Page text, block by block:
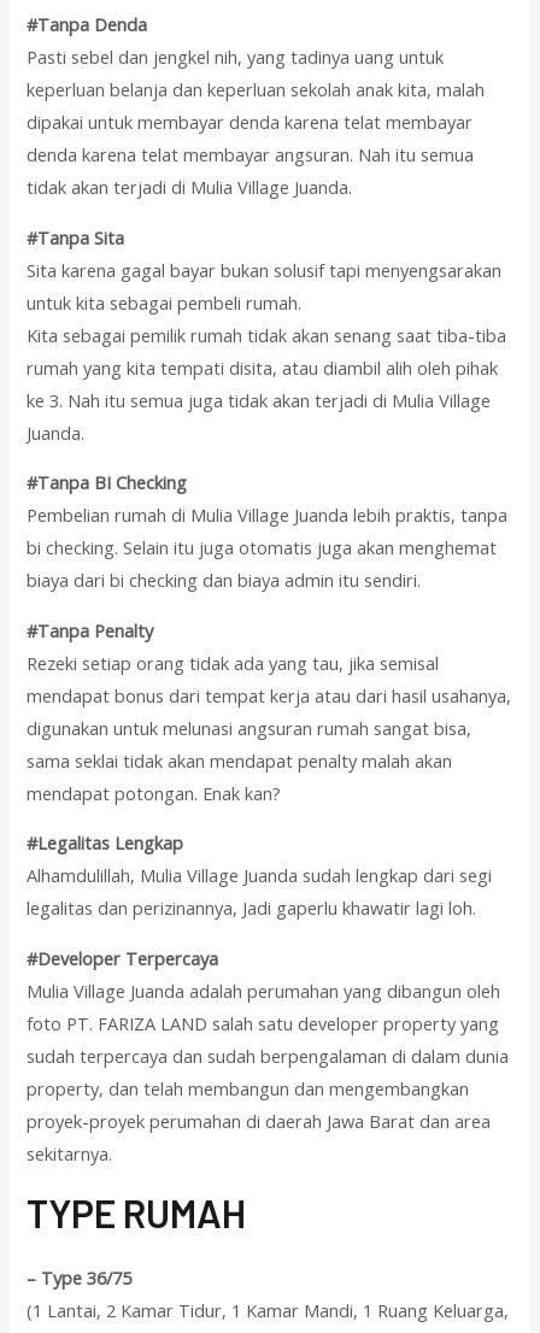
#Tanpa Denda
Pasti sebel dan jengkel nih, yang tadinya uang untuk
keperluan belanja dan keperluan sekolah anak kita, malah
dipakai untuk membayar denda karena telat membayar
denda karena telat membayar angsuran. Nah itu semua
tidak akan terjadi di Mulia Village Juanda.
#Tanpa Sita
Sita karena gagal bayar bukan solusif tapi menyengsarakan
untuk kita sebagai pembeli rumah.
Kita sebagai pemilik rumah tidak akan senang saat tiba-tiba
rumah yang kita tempati disita, atau diambil alih oleh pihak
ke 3. Nah itu semua juga tidak akan terjadi di Mulia Village
Juanda.
#Tanpa BI Checking
Pembelian rumah di Mulia Village Juanda lebih praktis, tanpa
bi checking. Selain itu juga otomatis juga akan menghemat
biaya dari bi checking dan biaya admin itu sendiri.
#Tanpa Penalty
Rezeki setiap orang tidak ada yang tau, jika semisal
mendapat bonus dari tempat kerja atau dari hasil usahanya,
digunakan untuk melunasi angsuran rumah sangat bisa,
sama seklai tidak akan mendapat penalty malah akan
mendapat potongan. Enak kan?
#Legalitas Lengkap
Alhamdulillah, Mulia Village Juanda sudah lengkap dari segi
legalitas dan perizinannya, Jadi gaperlu khawatir lagi loh.
#Developer Terpercaya
Mulia Village Juanda adalah perumahan yang dibangun oleh
foto PT. FARIZA LAND salah satu developer property yang
sudah terpercaya dan sudah berpengalaman di dalam dunia
property, dan telah membangun dan mengembangkan
proyek-proyek perumahan di daerah Jawa Barat dan area
sekitarnya.
TYPE RUMAH
– Type 36/75
(1 Lantai, 2 Kamar Tidur, 1 Kamar Mandi, 1 Ruang Keluarga,